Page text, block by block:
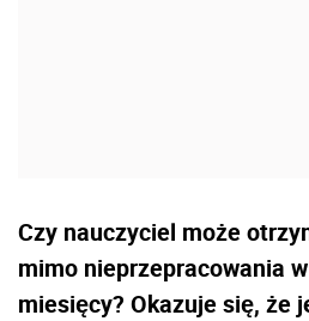
Czy nauczyciel może
mimo nieprzepracowania
miesięcy? Okazuje się, że